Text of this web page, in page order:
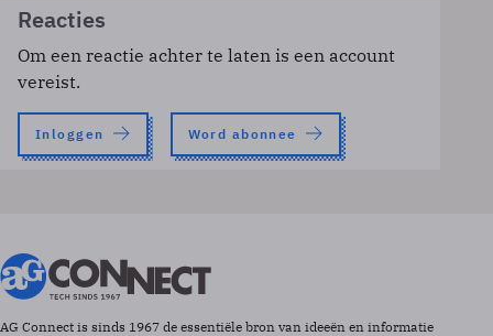
Reacties
Om een reactie achter te laten is een account
vereist.
Inloggen Word abonnee
AG Connect is sinds 1967 de essentiële bron van ideeën en informatie